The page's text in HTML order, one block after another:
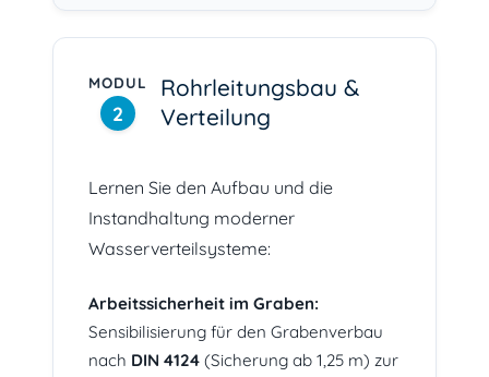
MODUL
2
Rohrleitungsbau &
Verteilung
Lernen Sie den Aufbau und die
Instandhaltung moderner
Wasserverteilsysteme:
Arbeitssicherheit im Graben:
Sensibilisierung für den Grabenverbau
nach DIN 4124 (Sicherung ab 1,25 m) zur